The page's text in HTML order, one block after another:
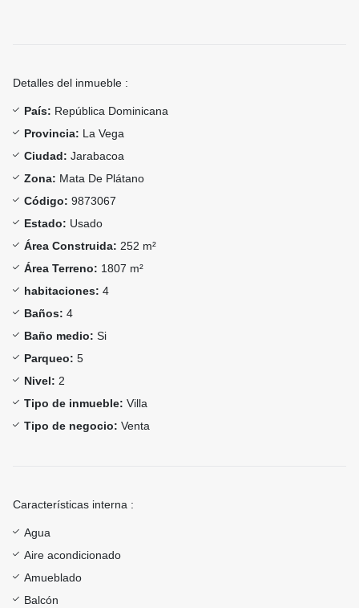
Detalles del inmueble :
País: República Dominicana
Provincia: La Vega
Ciudad: Jarabacoa
Zona: Mata De Plátano
Código: 9873067
Estado: Usado
Área Construida: 252 m²
Área Terreno: 1807 m²
habitaciones: 4
Baños: 4
Baño medio: Si
Parqueo: 5
Nivel: 2
Tipo de inmueble: Villa
Tipo de negocio: Venta
Características interna :
Agua
Aire acondicionado
Amueblado
Balcón